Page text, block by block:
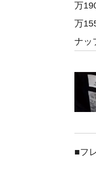
万
万
ナッ
■フ